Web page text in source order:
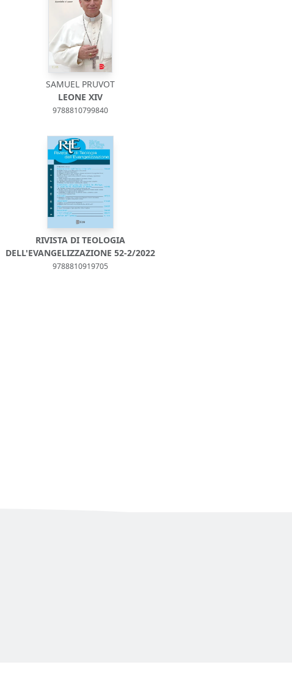
SAMUEL PRUVOT
LEONE XIV
9788810799840
RIVISTA DI TEOLOGIA
DELL'EVANGELIZZAZIONE 52-2/2022
9788810919705